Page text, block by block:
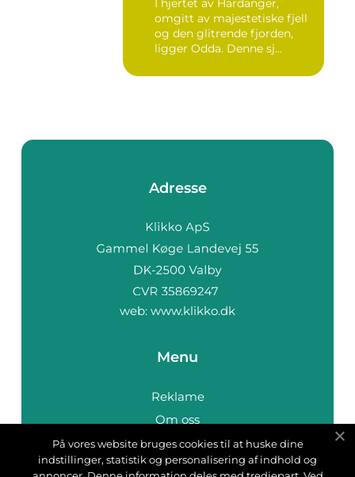
I hjertet av Hardanger,
omgitt av majestetiske fjell
og den glitrende fjorden,
ligger Odda. Denne sj...
Adresse
web: www.klikko.dk
Menu
Reklame
Om oss
Cookies
Kontakt Oss
På vores website bruges cookies til at huske dine
indstillinger, statistik og personalisering af indhold og